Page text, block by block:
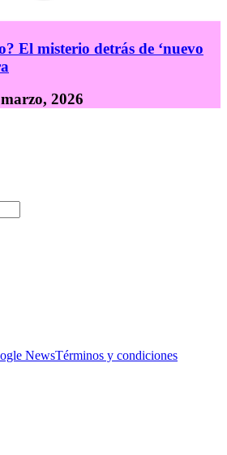
El misterio detrás de ‘nuevo
2026
NewsTérminos y condiciones